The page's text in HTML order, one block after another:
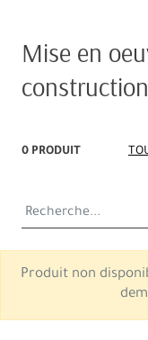
Mise en
construction
0 PRODUIT
Produit non